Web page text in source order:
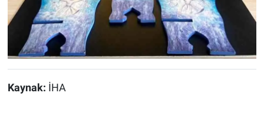
Kaynak: İHA